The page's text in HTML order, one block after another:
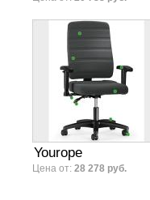
Yourope
Цена от: 28 278 руб.